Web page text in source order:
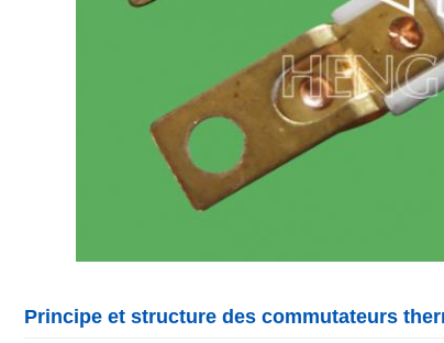
Principe et structure des commutateurs